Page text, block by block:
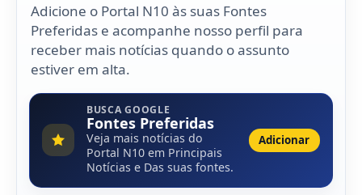
Adicione o Portal N10 às suas Fontes
Preferidas e acompanhe nosso perfil para
receber mais notícias quando o assunto
estiver em alta.
BUSCA GOOGLE
Fontes Preferidas
Veja mais notícias do
Portal N10 em Principais
Notícias e Das suas fontes.
Adicionar